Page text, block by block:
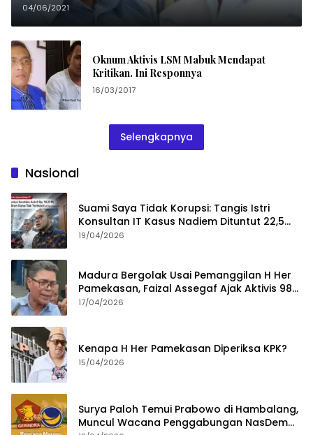
04/06/2021
Oknum Aktivis LSM Mabuk Mendapat
Kritikan. Ini Responnya
16/03/2017
Selengkapnya
Nasional
Suami Saya Tidak Korupsi: Tangis Istri
Konsultan IT Kasus Nadiem Dituntut 22,5
Tahun
19/04/2026
Madura Bergolak Usai Pemanggilan H Her
Pamekasan, Faizal Assegaf Ajak Aktivis 98
Bongkar Permainan KPK
17/04/2026
Kenapa H Her Pamekasan Diperiksa KPK?
15/04/2026
Surya Paloh Temui Prabowo di Hambalang,
Muncul Wacana Penggabungan NasDem